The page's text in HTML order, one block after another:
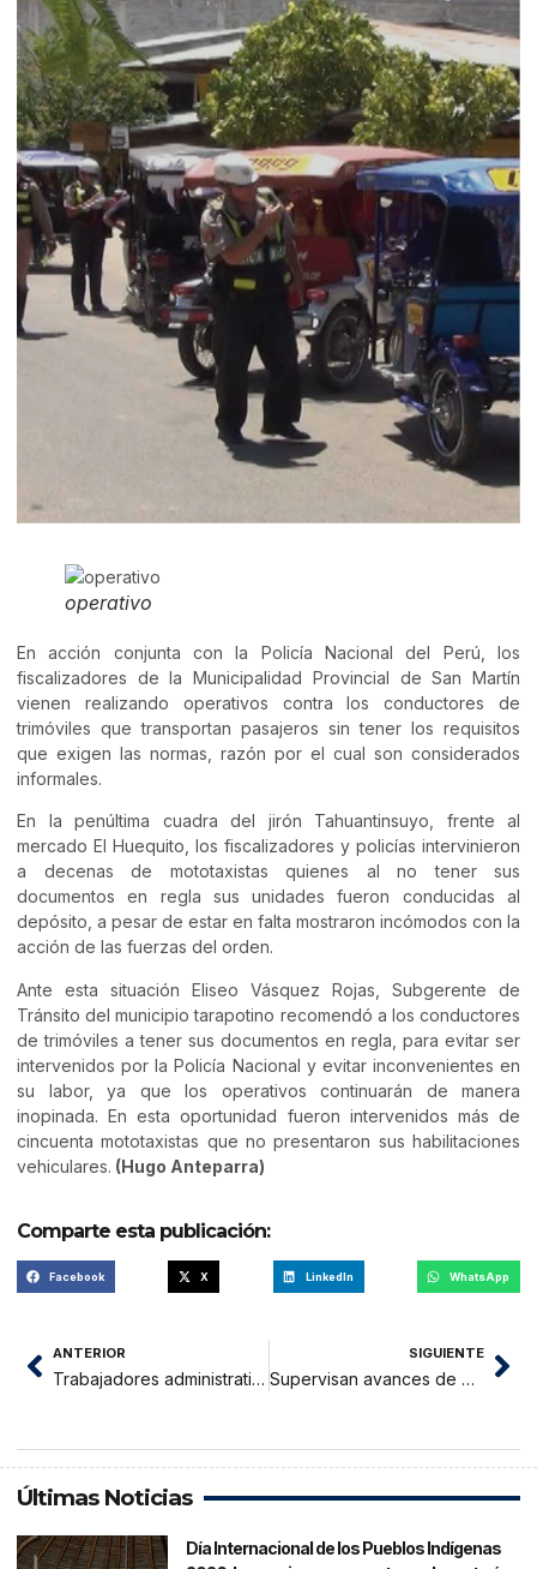
operativo
En acción conjunta con la Policía Nacional del Perú, los
fiscalizadores de la Municipalidad Provincial de San Martín
vienen realizando operativos contra los conductores de
trimóviles que transportan pasajeros sin tener los requisitos
que exigen las normas, razón por el cual son considerados
informales.
En la penúltima cuadra del jirón Tahuantinsuyo, frente al
mercado El Huequito, los fiscalizadores y policías intervinieron
a decenas de mototaxistas quienes al no tener sus
documentos en regla sus unidades fueron conducidas al
depósito, a pesar de estar en falta mostraron incómodos con la
acción de las fuerzas del orden.
Ante esta situación Eliseo Vásquez Rojas, Subgerente de
Tránsito del municipio tarapotino recomendó a los conductores
de trimóviles a tener sus documentos en regla, para evitar ser
intervenidos por la Policía Nacional y evitar inconvenientes en
su labor, ya que los operativos continuarán de manera
inopinada. En esta oportunidad fueron intervenidos más de
cincuenta mototaxistas que no presentaron sus habilitaciones
vehiculares. (Hugo Anteparra)
Comparte esta publicación:
Facebook X LinkedIn WhatsApp
ANTERIOR
Trabajadores administrativos de la UNSM continúan en huelga
SIGUIENTE
Supervisan avances de prevención por el fenómeno El Niño
Últimas Noticias
Día Internacional de los Pueblos Indígenas